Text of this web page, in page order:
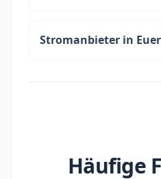
Stromanbieter in
Häufige